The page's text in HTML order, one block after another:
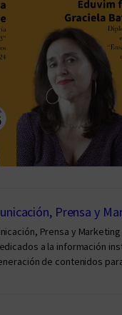
Prensa y
Prensa y
a la información
de contenidos